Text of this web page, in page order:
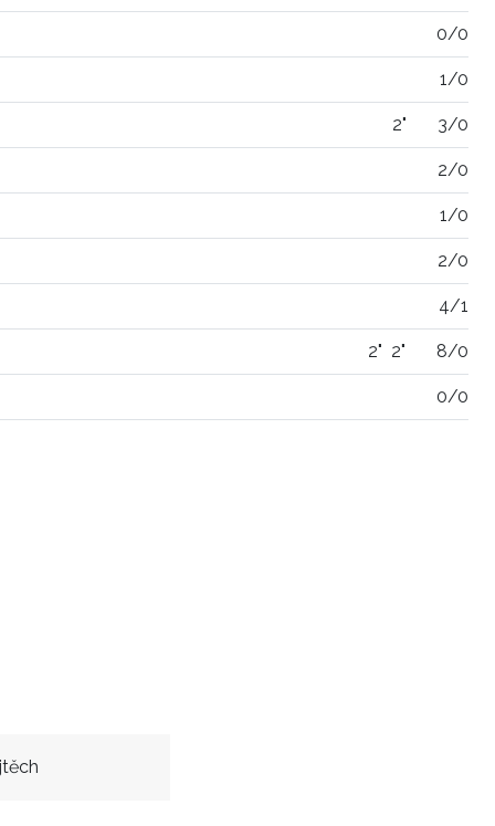
0/0
1/0
2" 3/0
2/0
1/0
2/0
4/1
2" 2" 8/0
0/0